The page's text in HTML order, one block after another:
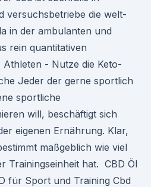
versuchsbetriebe die welt-
in der ambulanten und
rein quantitativen
- Nutze die Keto-
Jeder der gerne sportlich
sportliche
will, beschäftigt sich
eigenen Ernährung. Klar,
maßgeblich wie viel
Trainingseinheit hat. ️ CBD Öl
für Sport und Training Cbd